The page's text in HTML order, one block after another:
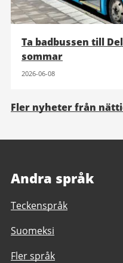
Ta badbussen till
sommar
2026-06-08
Fler nyheter från
Andra språk
Teckenspråk
Suomeksi
Fler språk